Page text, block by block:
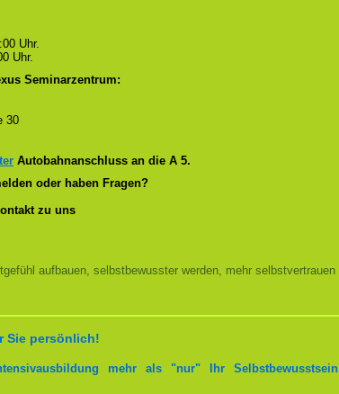
Uhr.
Uhr.
Seminarzentrum:
30
Autobahnanschluss an die A 5.
oder haben Fragen?
zu uns
aufbauen, selbstbewusster werden, mehr selbstvertrauen
Sie persönlich!
mehr als "nur" Ihr Selbstbewusstsein